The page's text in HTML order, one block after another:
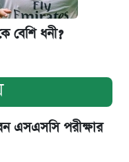
বেশি ধনী?
এসএসসি পরীক্ষার